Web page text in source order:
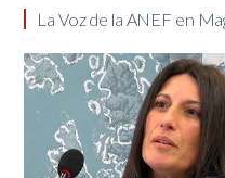
​La Voz de la ANEF en